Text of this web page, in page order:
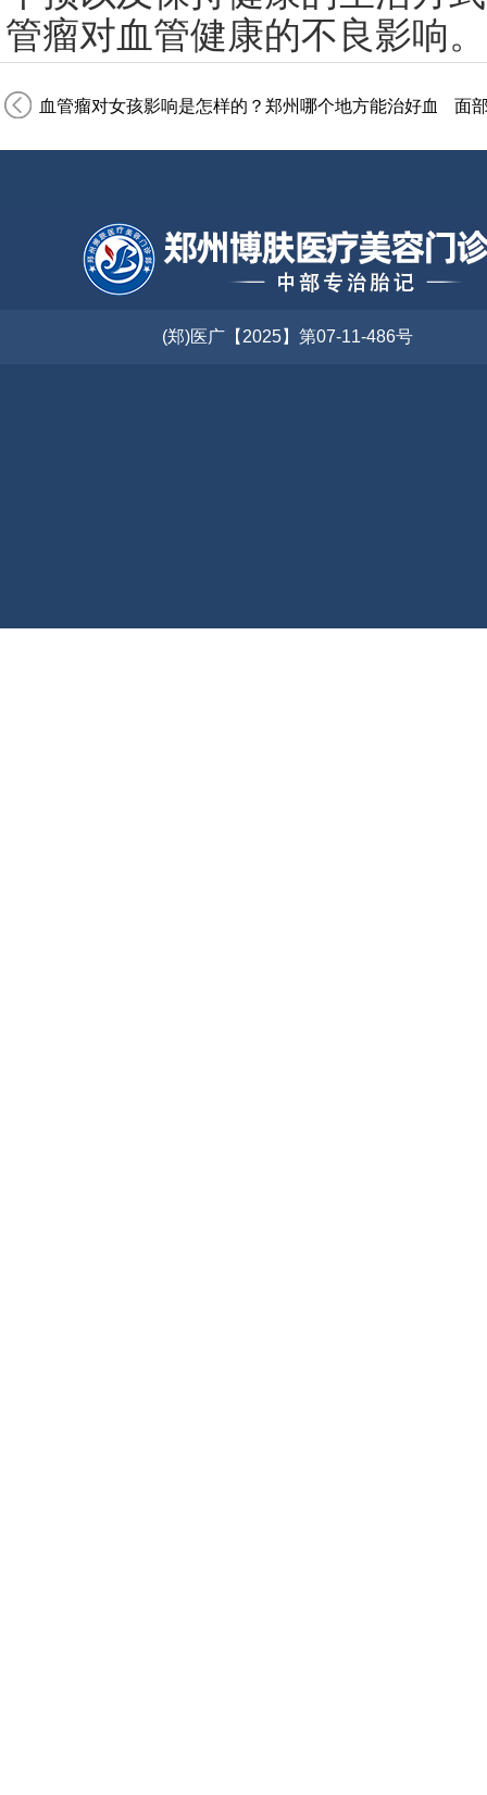
管瘤对血管健康的不良影响。
血管瘤对女孩影响是怎样的？郑州哪个地方能治好血管瘤
面
(郑)医广【2025】第07-11-486号